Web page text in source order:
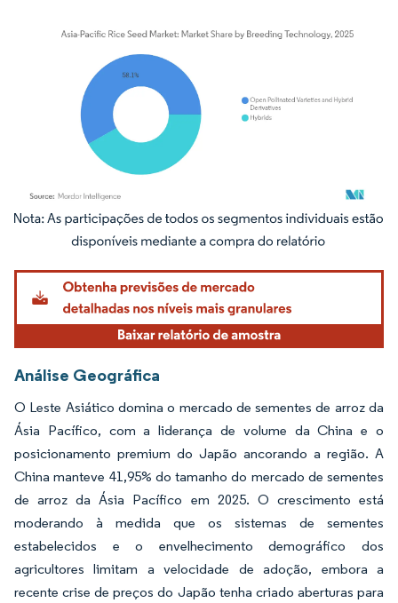
Imagem © Mordor Intelligence. O reuso requer atribuição conforme CC BY 4.0.
Análise Geográfica
O Leste Asiático domina o mercado de sementes de arroz da
Ásia Pacífico, com a liderança de volume da China e o
posicionamento premium do Japão ancorando a região. A
China manteve 41,95% do tamanho do mercado de sementes
de arroz da Ásia Pacífico em 2025. O crescimento está
moderando à medida que os sistemas de sementes
estabelecidos e o envelhecimento demográfico dos
agricultores limitam a velocidade de adoção, embora a
recente crise de preços do Japão tenha criado aberturas para